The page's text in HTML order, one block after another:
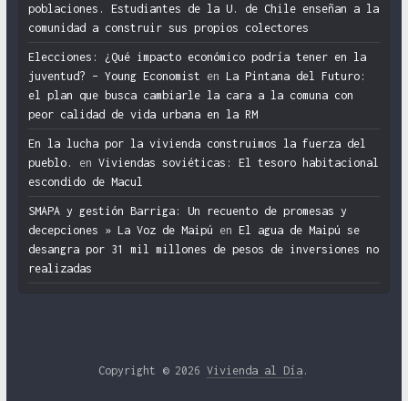
poblaciones. Estudiantes de la U. de Chile enseñan a la
comunidad a construir sus propios colectores
Elecciones: ¿Qué impacto económico podría tener en la
juventud? – Young Economist en La Pintana del Futuro:
el plan que busca cambiarle la cara a la comuna con
peor calidad de vida urbana en la RM
En la lucha por la vivienda construimos la fuerza del
pueblo.
en Viviendas soviéticas: El tesoro habitacional
escondido de Macul
SMAPA y gestión Barriga: Un recuento de promesas y
decepciones » La Voz de Maipú en El agua de Maipú se
desangra por 31 mil millones de pesos de inversiones no
realizadas
Copyright © 2026Vivienda al Día .